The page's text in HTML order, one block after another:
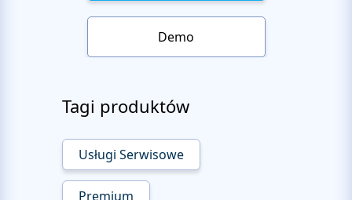
Demo
Tagi produktów
Usługi Serwisowe
Premium